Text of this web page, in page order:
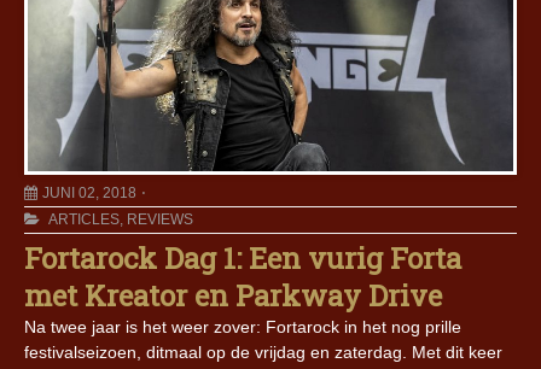
JUNI 02, 2018
ARTICLES, REVIEWS
Fortarock Dag 1: Een vurig Forta
met Kreator en Parkway Drive
Na twee jaar is het weer zover: Fortarock in het nog prille
festivalseizoen, ditmaal op de vrijdag en zaterdag. Met dit keer